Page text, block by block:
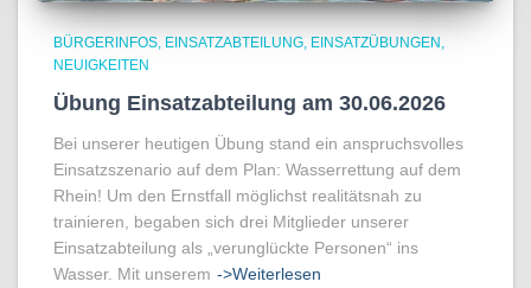
BÜRGERINFOS EINSATZABTEILUNG EINSATZÜBUNGEN
NEUIGKEITEN
Übung Einsatzabteilung am 30.06.2026
Bei unserer heutigen Übung stand ein anspruchsvolles
Einsatzszenario auf dem Plan: Wasserrettung auf dem
Rhein! Um den Ernstfall möglichst realitätsnah zu
trainieren, begaben sich drei Mitglieder unserer
Einsatzabteilung als „verunglückte Personen“ ins
Wasser. Mit unserem ->Weiterlesen